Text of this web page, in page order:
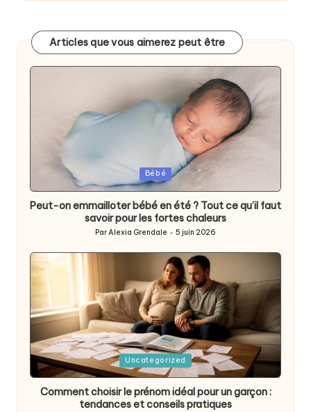
Articles que vous aimerez peut être
Posted
Bébé
Peut-on emmailloter bébé en été ? Tout ce qu’il faut
savoir pour les fortes chaleurs
Posted
by
ParAlexia Grendale 5 juin 2026
Posted
Uncategorized
Comment choisir le prénom idéal pour un garçon :
tendances et conseils pratiques